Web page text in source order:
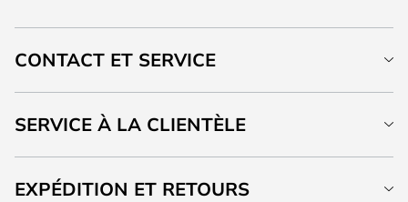
CONTACT ET SERVICE
SERVICE À LA CLIENTÈLE
EXPÉDITION ET RETOURS